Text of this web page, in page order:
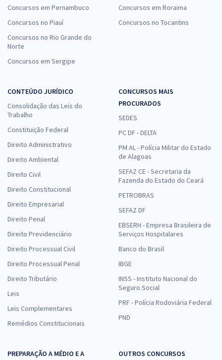
Concursos em Pernambuco
Concursos no Piauí
Concursos no Rio Grande do
Norte
Concursos em Sergipe
Concursos em Roraima
Concursos no Tocantins
CONTEÚDO JURÍDICO
Consolidação das Leis do
Trabalho
Constituição Federal
Direito Administrativo
Direito Ambiental
Direito Civil
Direito Constitucional
Direito Empresarial
Direito Penal
Direito Previdenciário
Direito Processual Civil
Direito Processual Penal
Direito Tributário
Leis
Leis Complementares
Remédios Constitucionais
CONCURSOS MAIS
PROCURADOS
SEDES
PC DF - DELTA
PM AL - Polícia Militar do Estado
de Alagoas
SEFAZ CE - Secretaria da
Fazenda do Estado do Ceará
PETROBRAS
SEFAZ DF
EBSERH - Empresa Brasileira de
Serviços Hospitalares
Banco do Brasil
IBGE
INSS - Instituto Nacional do
Seguro Social
PRF - Polícia Rodoviária Federal
PND
PREPARAÇÃO A MÉDIO E A
OUTROS CONCURSOS